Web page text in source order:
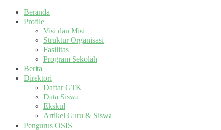
Beranda
Profile
Visi dan Misi
Struktur Organisasi
Fasilitas
Program Sekolah
Berita
Direktori
Daftar GTK
Data Siswa
Ekskul
Artikel Guru & Siswa
Pengurus OSIS